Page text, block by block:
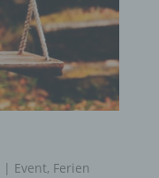
| Event, Ferien